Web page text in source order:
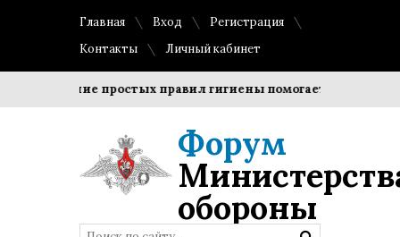
Главная Вход
Регистрация
Контакты
Личный кабинет
простых правил гигиены помогает сохранить
Форум
обороны